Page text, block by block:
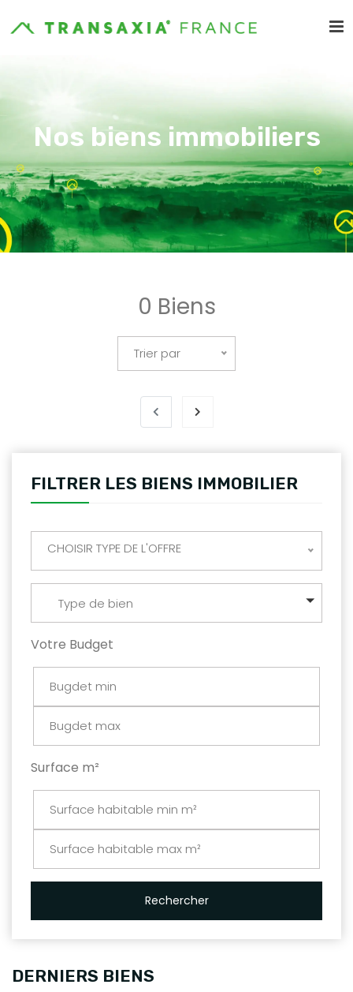
Nos biens immobiliers
0 Biens
Trier par
FILTRER LES BIENS IMMOBILIER
CHOISIR TYPE DE L'OFFRE
Type de bien
Votre Budget
Surface m²
Rechercher
DERNIERS BIENS